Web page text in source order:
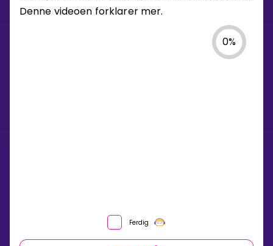
Denne videoen forklarer mer.
0%
Ferdig